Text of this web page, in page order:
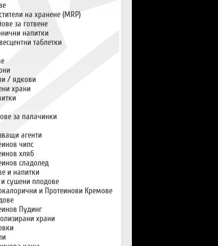
на хранене (MRP)
за готвене
напитки
таблетки
/ ядкови
храни
за палачинки
агенти
чипс
хляб
сладолед
и напитки
сушени плодове
и Протеинови Кремове
Пудинг
храни